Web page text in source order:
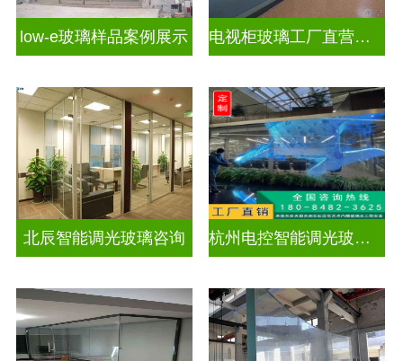
low-e玻璃样品案例展示 电视柜玻璃工厂直营生产
北辰智能调光玻璃咨询 杭州电控智能调光玻璃厂招聘